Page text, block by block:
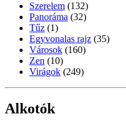
Szerelem (132)
Panoráma (32)
Tűz (1)
Egyvonalas rajz (35)
Városok (160)
Zen (10)
Virágok (249)
Alkotók